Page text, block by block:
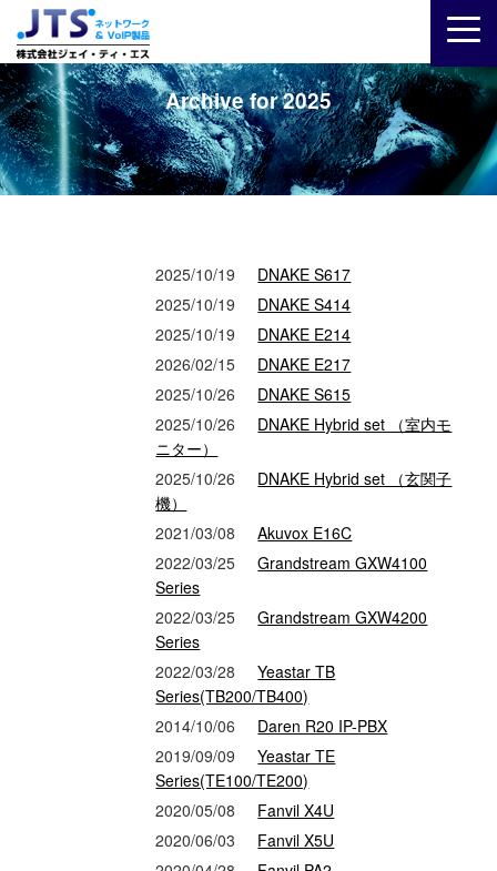
Archive for 2025
2025/10/19
DNAKE S617
2025/10/19
DNAKE S414
2025/10/19
DNAKE E214
2026/02/15
DNAKE E217
2025/10/26
DNAKE S615
2025/10/26
DNAKE Hybrid set （室内モ
ニター）
2025/10/26
DNAKE Hybrid set （玄関子
機）
2021/03/08
Akuvox E16C
2022/03/25
Grandstream GXW4100
Series
2022/03/25
Grandstream GXW4200
Series
2022/03/28
Yeastar TB
Series(TB200/TB400)
2014/10/06
Daren R20 IP-PBX
2019/09/09
Yeastar TE
Series(TE100/TE200)
2020/05/08
Fanvil X4U
2020/06/03
Fanvil X5U